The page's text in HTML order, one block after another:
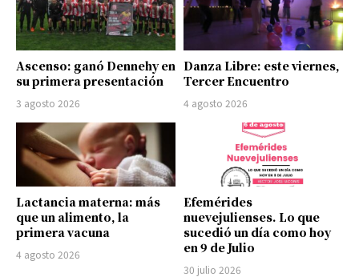
Ascenso: ganó Dennehy en
su primera presentación
3 agosto 2026
Danza Libre: este viernes,
Tercer Encuentro
4 agosto 2026
Lactancia materna: más
que un alimento, la
primera vacuna
4 agosto 2026
Efemérides
nuevejulienses. Lo que
sucedió un día como hoy
en 9 de Julio
30 julio 2026